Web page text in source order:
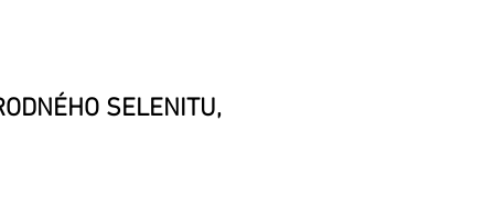
SELENITU,